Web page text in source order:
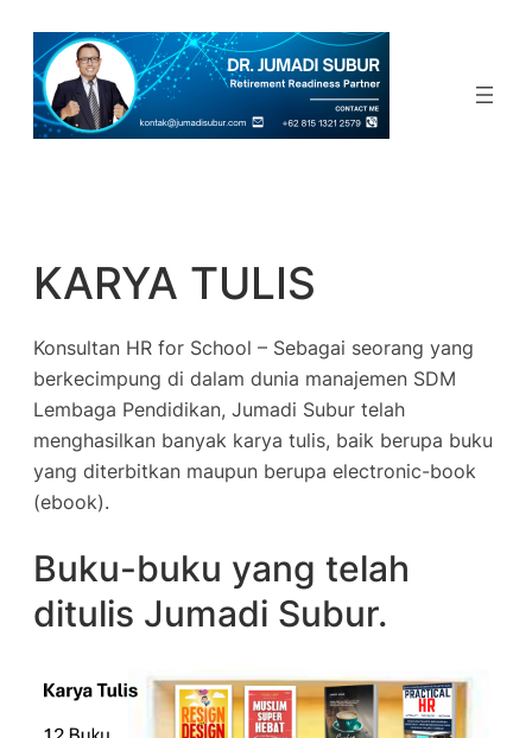
content
KARYA TULIS
Konsultan HR for School – Sebagai seorang yang
berkecimpung di dalam dunia manajemen SDM
Lembaga Pendidikan, Jumadi Subur telah
menghasilkan banyak karya tulis, baik berupa buku
yang diterbitkan maupun berupa electronic-book
(ebook).
Buku-buku yang telah
ditulis Jumadi Subur.